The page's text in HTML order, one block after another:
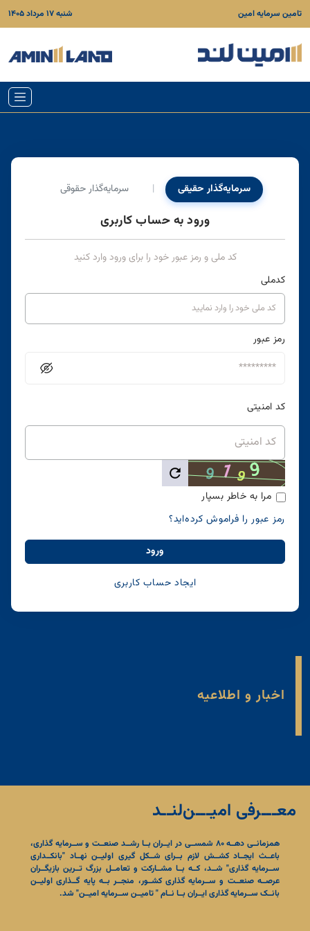
تامین سرمایه‌ امین شنبه ۱۷ مرداد ۱۴۰۵
سرمایه‌گذار حقیقی | سرمایه‌گذار حقوقی
ورود به حساب کاربری
کد ملی و رمز عبور خود را برای ورود وارد کنید
کدملی
رمز عبور
کد امنیتی
مرا به خاطر بسپار
رمز عبور را فراموش کرده‌اید؟
ورود
ایجاد حساب کاربری
اخبار و اطلاعیه
معـــرفی امیـــن‌لنــد
همزمانــی دهــه ۸۰ شمســی در ایــران بــا رشــد صنعــت و ســرمایه گذاری،
باعــث ایجــاد کشــش لازم بــرای شــکل گیری اولیــن نهــاد "بانکــداری
ســرمایه گذاری" شــد، کــه بــا مشــارکت و تعامــل بزرگ تــرین بازیگــران
عرصــه صنعــت و ســرمایه گذاری کشــور، منجــر بــه پایه گــذاری اولیــن
بانــک ســرمایه گذاری ایــران بــا نــام " تامیــن ســرمایه امیــن" شد.